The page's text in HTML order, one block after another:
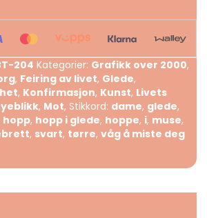
204 Kategorier: Grafikk over 2000,
, Feiring av livet, Glede,
, Konfirmasjon, Kunst, Livets
, Mot, Stikkord: dame, glede,
hopp, hopp i glede, hoppe, i, muse,
, svart, tørre, våg å miste deg